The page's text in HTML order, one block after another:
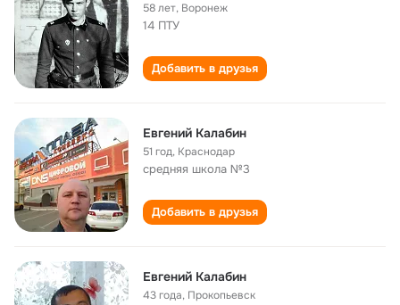
58 лет, Воронеж
14 ПТУ
Добавить в друзья
Евгений Калабин
51 год, Краснодар
средняя школа №3
Добавить в друзья
Евгений Калабин
43 года, Прокопьевск